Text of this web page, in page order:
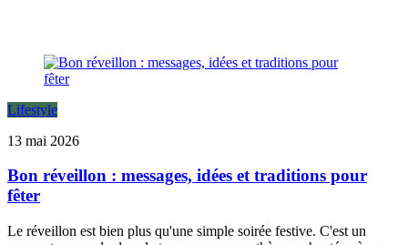
Lifestyle
13 mai 2026
Bon réveillon : messages, idées et traditions pour
fêter
Le réveillon est bien plus qu'une simple soirée festive. C'est un